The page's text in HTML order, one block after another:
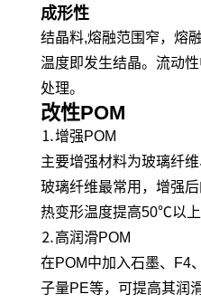
成形性
结晶料,熔融范围窄，熔
温度即发生结晶。流动
处理。
改性POM
⒈增强POM
主要增强材料为玻璃纤
玻璃纤维最常用，增强
热变形温度提高50℃以上
⒉高润滑POM
在POM中加入石墨、F4
子量PE等，可提高其润